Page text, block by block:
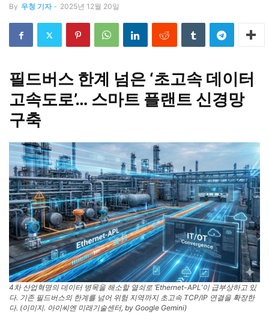
By 우청 기자 - 2025년 12월 20일
필드버스 한계 넘은 ‘초고속 데이터
고속도로’… 스마트 플랜트 신경망
구축
4차 산업혁명의 데이터 병목을 해소할 열쇠로 ‘Ethernet-APL’이 급부상하고 있
다. 기존 필드버스의 한계를 넘어 위험 지역까지 초고속 TCP/IP 연결을 확장한
다. (이미지. 아이씨엔 미래기술센터, by Google Gemini)